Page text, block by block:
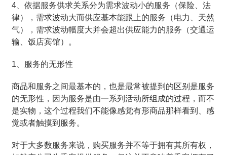
4、依据服务供求关系分为需求波动小的服务（保险、法
律），需求波动大而供应基本能跟上的服务（电力、天然
气），需求波动幅度大并会超出供应能力的服务（交通运
输、饭店宾馆）。
1、服务的无形性
商品和服务之间最基本的，也是最常被提到的区别是服务
的无形性，因为服务是由一系列活动所组成的过程，而不
是实物，这个过程我们不能像感觉有形商品那样看到、感
觉或者触摸到服务。
对于大多数服务来说，购买服务并不等于拥有其所有权，